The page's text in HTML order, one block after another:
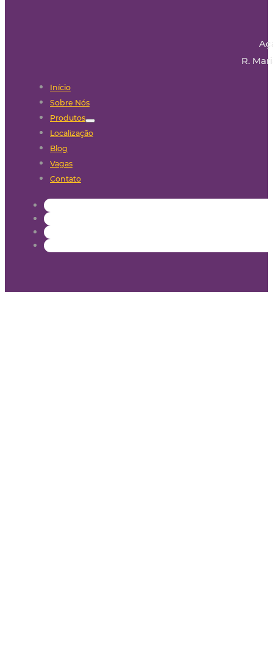
R.
Início
Sobre Nós
Produtos
Localização
Blog
Vagas
Contato